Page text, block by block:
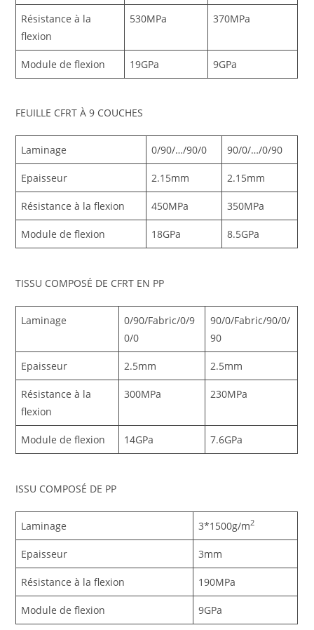
Résistance à la
flexion
530MPa 370MPa
Module de flexion 19GPa 9GPa
FEUILLE CFRT À 9 COUCHES
Laminage 0/90/…/90/0 90/0/…/0/90
Epaisseur 2.15mm 2.15mm
Résistance à la flexion 450MPa 350MPa
Module de flexion 18GPa 8.5GPa
TISSU COMPOSÉ DE CFRT EN PP
Laminage
0/90/Fabric/0/9
0/0
90/0/Fabric/90/0/
90
Epaisseur 2.5mm 2.5mm
Résistance à la
flexion
300MPa 230MPa
Module de flexion 14GPa 7.6GPa
ISSU COMPOSÉ DE PP
Laminage 3*1500g/m2
Epaisseur 3mm
Résistance à la flexion 190MPa
Module de flexion 9GPa